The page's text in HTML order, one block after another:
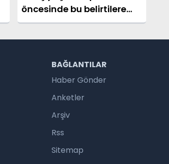
öncesinde bu belirtilere
dikkat!
BAĞLANTILAR
Haber Gönder
Anketler
Arşiv
Rss
Sitemap